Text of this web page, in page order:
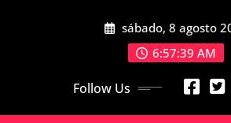
sábado, 8 agosto
6:57:39 AM
Follow Us